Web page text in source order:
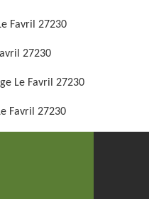
Favril 27230
27230
Le Favril 27230
Favril 27230